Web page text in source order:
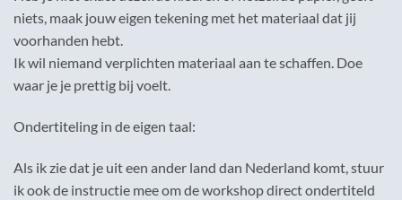
niets, maak jouw eigen tekening met het materiaal dat jij
voorhanden hebt.
Ik wil niemand verplichten materiaal aan te schaffen. Doe
waar je je prettig bij voelt.
Ondertiteling in de eigen taal:
Als ik zie dat je uit een ander land dan Nederland komt, stuur
ik ook de instructie mee om de workshop direct ondertiteld